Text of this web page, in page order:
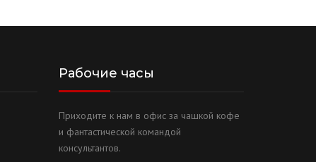
Рабочие часы
Приходите к нам в офис за чашкой кофе
и фантастической командой
консультантов.